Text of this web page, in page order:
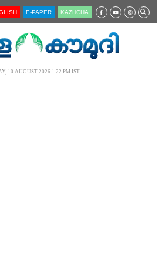
E-PAPER KĀZHCHA
10 AUGUST 2026 1.22 PM IST